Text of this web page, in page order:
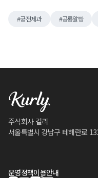
궁전제과 공룡알빵
주식회사 컬리
서울특별시 강남구 테헤란로
운영정책이용안내